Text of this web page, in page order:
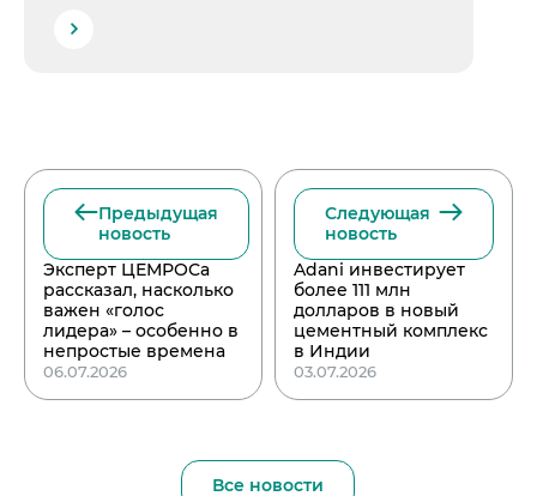
Предыдущая
новость
Эксперт ЦЕМРОСа
рассказал, насколько
важен «голос
лидера» – особенно в
непростые времена
06.07.2026
Следующая
новость
Adani инвестирует
более 111 млн
долларов в новый
цементный комплекс
в Индии
03.07.2026
Все новости